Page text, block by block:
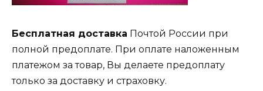
Бесплатная доставка Почтой России при
полной предоплате. При оплате наложенным
платежом за товар, Вы делаете предоплату
только за доставку и страховку.